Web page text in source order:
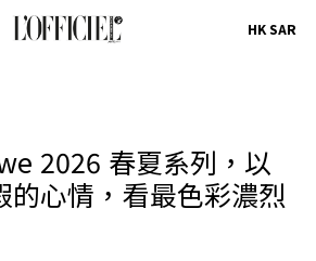
HK SAR
2026 春夏系列，以
的心情，看最色彩濃烈